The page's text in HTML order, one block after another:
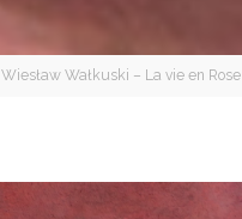
Wiesław Wałkuski – La vie en Rose